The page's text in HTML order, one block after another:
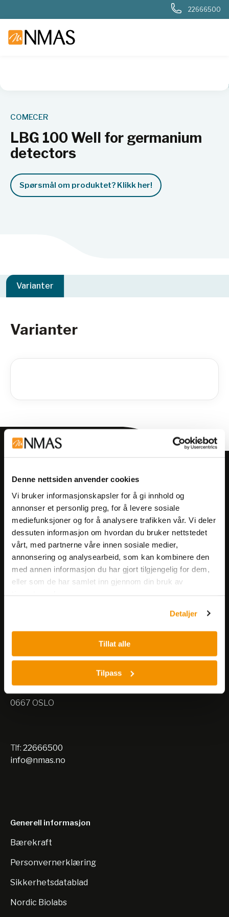
Denne nettsiden anvender cookies
Vi bruker informasjonskapsler for å gi innhold og
annonser et personlig preg, for å levere sosiale
mediefunksjoner og for å analysere trafikken vår. Vi deler
dessuten informasjon om hvordan du bruker nettstedet
vårt, med partnerne våre innen sosiale medier,
annonsering og analysearbeid, som kan kombinere den
med annen informasjon du har gjort tilgjengelig for dem,
eller som de har samlet inn gjennom din bruk av
Detaljer
Tillat alle
Tilpass
22666500
Radiologi og
COMECER
LBG 100 Well for germanium
detectors
Spørsmål om produktet? Klikk her!
Varianter
Varianter
Meld deg på vårt nyhetsbrev!
arrangementer og kampanjer.
Meld på nyhetsbrev
Nils Hansens vei 8
0667 OSLO
Tlf: 22666500
info@nmas.no
Generell informasjon
Bærekraft
Personvernerklæring
Sikkerhetsdatablad
Nordic Biolabs